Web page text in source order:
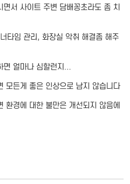
서 사이트 주변 담배꽁초라도 좀 치
타임 관리, 화장실 악취 해결좀 해주
면 얼마나 심할런지...
모든게 좋은 인상으로 남지 않습니다
환경에 대한 불만은 개선되지 않음에